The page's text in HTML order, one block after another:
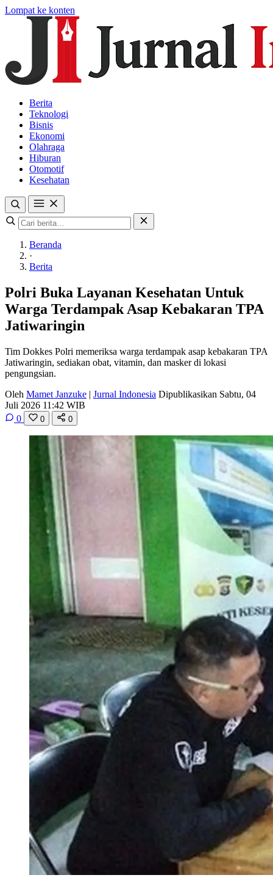
Lompat ke konten
Berita
Teknologi
Bisnis
Ekonomi
Olahraga
Hiburan
Otomotif
Kesehatan
Beranda
·
Berita
Polri Buka Layanan Kesehatan Untuk
Warga Terdampak Asap Kebakaran TPA
Jatiwaringin
Tim Dokkes Polri memeriksa warga terdampak asap kebakaran TPA
Jatiwaringin, sediakan obat, vitamin, dan masker di lokasi
pengungsian.
Oleh Mamet Janzuke | Jurnal Indonesia Dipublikasikan Sabtu, 04
Juli 2026 11:42 WIB
0
0 0